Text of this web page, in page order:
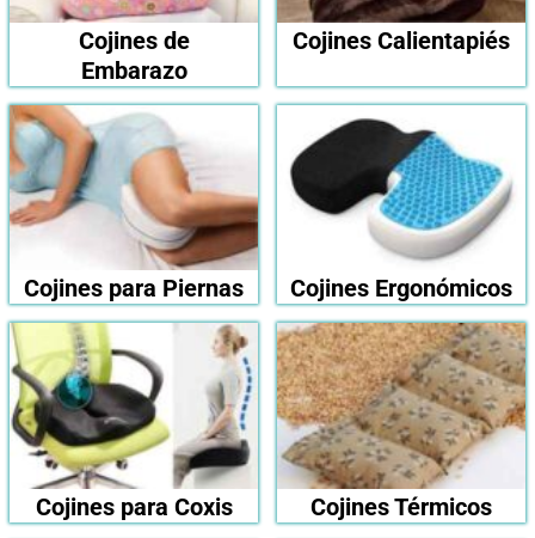
Cojines de
Embarazo
Cojines Calientapiés
Cojines para Piernas Cojines Ergonómicos
Cojines para Coxis Cojines Térmicos